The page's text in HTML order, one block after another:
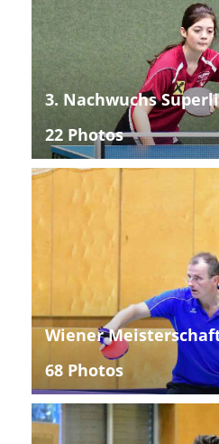
3. Nachwuchs
22 Photos
Wiener
68 Photos